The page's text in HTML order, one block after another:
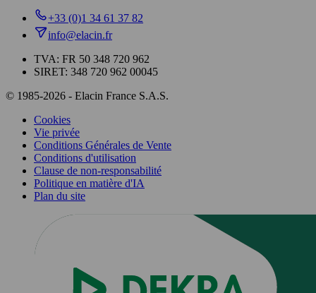
+33 (0)1 34 61 37 82
info@elacin.fr
TVA: FR 50 348 720 962
SIRET: 348 720 962 00045
© 1985-2026 - Elacin France S.A.S.
Cookies
Vie privée
Conditions Générales de Vente
Conditions d'utilisation
Clause de non-responsabilité
Politique en matière d'IA
Plan du site